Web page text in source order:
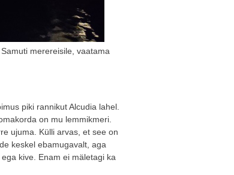
merereisile, vaatama
piki rannikut Alcudia lahel.
on mu lemmikmeri.
ujuma. Külli arvas, et see on
keskel ebamugavalt, aga
kive. Enam ei mäletagi ka